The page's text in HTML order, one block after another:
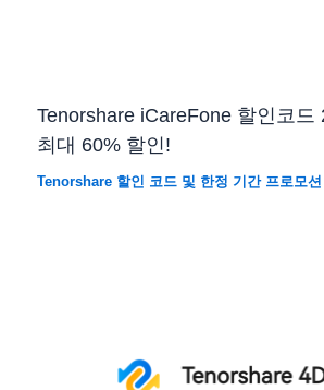
Tenorshare iCareFone 할인코드
최대 60% 할인!
Tenorshare 할인 코드 및 한정 기간 프로모션